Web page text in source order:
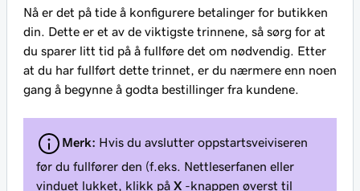
Nå er det på tide å konfigurere betalinger for butikken
din. Dette er et av de viktigste trinnene, så sørg for at
du sparer litt tid på å fullføre det om nødvendig. Etter
at du har fullført dette trinnet, er du nærmere enn noen
gang å begynne å godta bestillinger fra kundene.
Merk: Hvis du avslutter oppstartsveiviseren
før du fullfører den (f.eks. Nettleserfanen eller
vinduet lukket, klikk på X -knappen øverst til